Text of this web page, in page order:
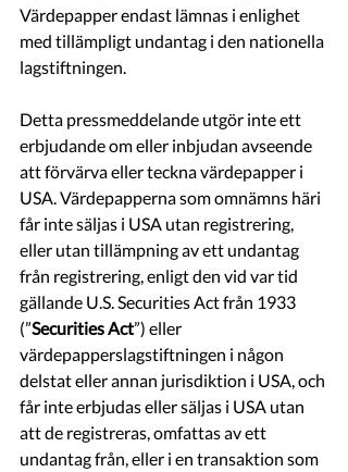
Värdepapper endast lämnas i enlighet
med tillämpligt undantag i den nationella
lagstiftningen.
Detta pressmeddelande utgör inte ett
erbjudande om eller inbjudan avseende
att förvärva eller teckna värdepapper i
USA. Värdepapperna som omnämns häri
får inte säljas i USA utan registrering,
eller utan tillämpning av ett undantag
från registrering, enligt den vid var tid
gällande U.S. Securities Act från 1933
(”Securities Act”) eller
värdepapperslagstiftningen i någon
delstat eller annan jurisdiktion i USA, och
får inte erbjudas eller säljas i USA utan
att de registreras, omfattas av ett
undantag från, eller i en transaktion som